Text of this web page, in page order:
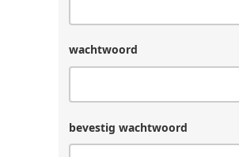
wachtwoord
bevestig wachtwoord